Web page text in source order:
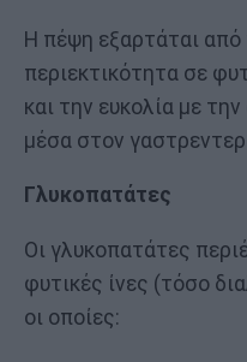
Η πέψη εξαρτάται από
περιεκτικότητα σε
και την ευκολία με
μέσα στον
Γλυκοπατάτες
Οι γλυκοπατάτες
φυτικές ίνες (τόσο
οι οποίες: